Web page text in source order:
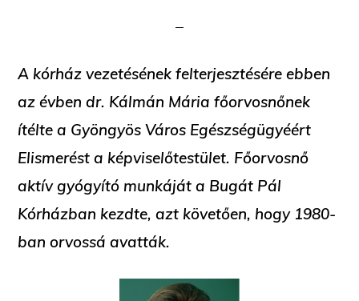
A kórház vezetésének felterjesztésére ebben
az évben dr. Kálmán Mária főorvosnőnek
ítélte a Gyöngyös Város Egészségügyéért
Elismerést a képviselőtestület. Főorvosnő
aktív gyógyító munkáját a Bugát Pál
Kórházban kezdte, azt követően, hogy 1980-
ban orvossá avatták.